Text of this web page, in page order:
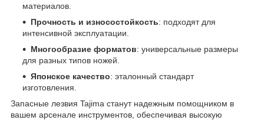
материалов.
Прочность и износостойкость: подходят для
интенсивной эксплуатации.
Многообразие форматов: универсальные размеры
для разных типов ножей.
Японское качество: эталонный стандарт
изготовления.
Запасные лезвия Tajima станут надежным помощником в
вашем арсенале инструментов, обеспечивая высокую